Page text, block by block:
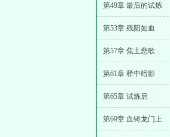
第49章 最后的试炼
第53章 残阳如血
第57章 焦土悲歌
第61章 驿中暗影
第65章 试炼启
第69章 血铸龙门上